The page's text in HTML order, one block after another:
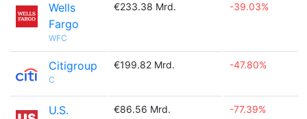
Wells
Fargo
WFC
€233.38 Mrd. -39.03%
Citigroup
C
€199.82 Mrd. -47.80%
U.S.
€86.56 Mrd. -77.39%